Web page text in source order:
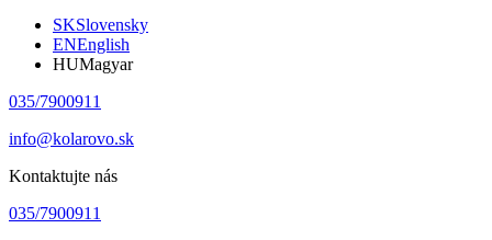
SKSlovensky
ENEnglish
HUMagyar
035/7900911
info@kolarovo.sk
Kontaktujte nás
035/7900911